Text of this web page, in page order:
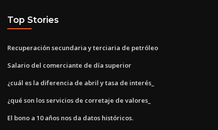
Top Stories
Recuperación secundaria y terciaria de petróleo
Salario del comerciante de día superior
¿cuál es la diferencia de abril y tasa de interés_
¿qué son los servicios de corretaje de valores_
El bono a 10 años nos da datos históricos.